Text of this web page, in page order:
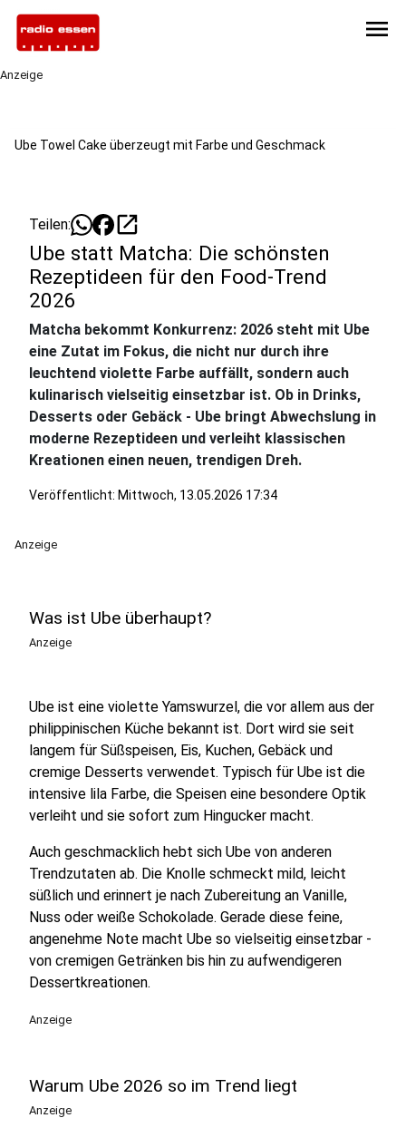
menu
Anzeige
Ube Towel Cake überzeugt mit Farbe und Geschmack
Teilen: open_in_new
Ube statt Matcha: Die schönsten
Rezeptideen für den Food-Trend
2026
Matcha bekommt Konkurrenz: 2026 steht mit Ube
eine Zutat im Fokus, die nicht nur durch ihre
leuchtend violette Farbe auffällt, sondern auch
kulinarisch vielseitig einsetzbar ist. Ob in Drinks,
Desserts oder Gebäck - Ube bringt Abwechslung in
moderne Rezeptideen und verleiht klassischen
Kreationen einen neuen, trendigen Dreh.
Veröffentlicht: Mittwoch, 13.05.2026 17:34
Anzeige
Was ist Ube überhaupt?
Anzeige
Ube ist eine violette Yamswurzel, die vor allem aus der
philippinischen Küche bekannt ist. Dort wird sie seit
langem für Süßspeisen, Eis, Kuchen, Gebäck und
cremige Desserts verwendet. Typisch für Ube ist die
intensive lila Farbe, die Speisen eine besondere Optik
verleiht und sie sofort zum Hingucker macht.
Auch geschmacklich hebt sich Ube von anderen
Trendzutaten ab. Die Knolle schmeckt mild, leicht
süßlich und erinnert je nach Zubereitung an Vanille,
Nuss oder weiße Schokolade. Gerade diese feine,
angenehme Note macht Ube so vielseitig einsetzbar -
von cremigen Getränken bis hin zu aufwendigeren
Dessertkreationen.
Anzeige
Warum Ube 2026 so im Trend liegt
Anzeige